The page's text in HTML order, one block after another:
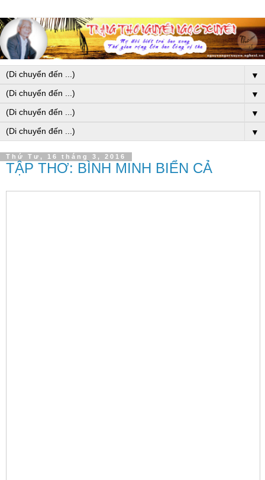
▼
▼
▼
▼
Thứ Tư, 16 tháng 3, 2016
TẬP THƠ: BÌNH MINH BIỂN CẢ